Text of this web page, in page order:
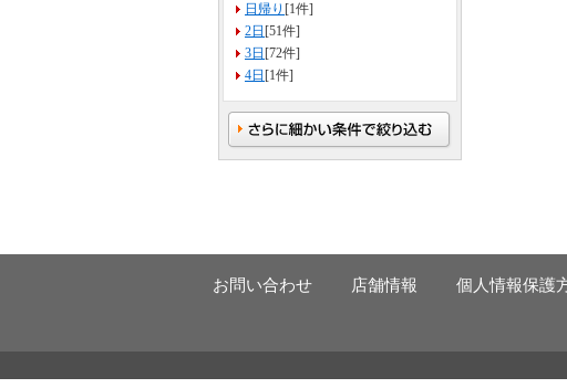
日帰り [1件]
2日 [51件]
3日 [72件]
4日 [1件]
お問い合わせ 店舗情報 個人情報保護